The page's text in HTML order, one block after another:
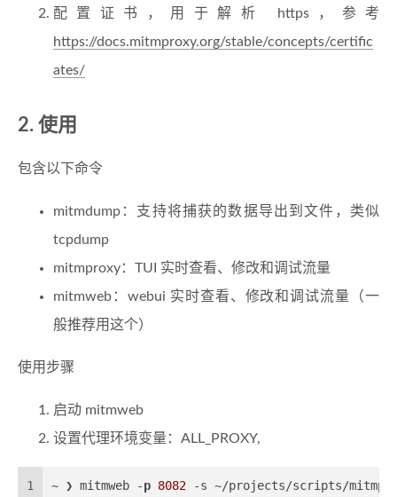
配置证书，用于解析 https，参考
https://docs.mitmproxy.org/stable/concepts/certific
ates/
使用
包含以下命令
mitmdump：支持将捕获的数据导出到文件，类似
tcpdump
mitmproxy：TUI 实时查看、修改和调试流量
mitmweb：webui 实时查看、修改和调试流量（一
般推荐用这个）
使用步骤
启动 mitmweb
设置代理环境变量：ALL_PROXY,
1
~ ❯ mitmweb -p 8082 -s ~/projects/scripts/